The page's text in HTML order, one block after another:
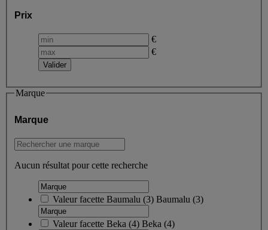
Prix
€
€
Marque
Marque
Aucun résultat pour cette recherche
Valeur facette Baumalu (3) Baumalu (3)
Valeur facette Beka (4) Beka (4)